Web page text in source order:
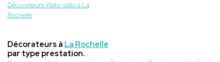
Décorateurs Wabi-sabi à La
Rochelle
Décorateurs à La Rochelle
par type prestation.